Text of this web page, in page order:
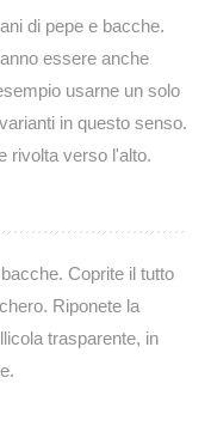
di pepe e bacche.
essere anche
usarne un solo
in questo senso.
rivolta verso l'alto.
Coprite il tutto
Riponete la
trasparente, in